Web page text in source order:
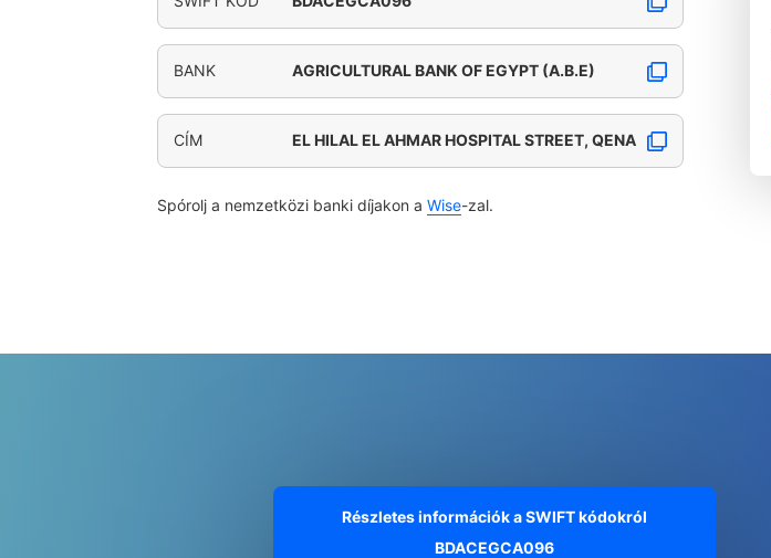
BANK AGRICULTURAL BANK OF EGYPT (A.B.E)
CÍM EL HILAL EL AHMAR HOSPITAL STREET, QENA
Spórolj a nemzetközi banki díjakon a Wise-zal.
Részletes információk a SWIFT kódokról
BDACEGCA096